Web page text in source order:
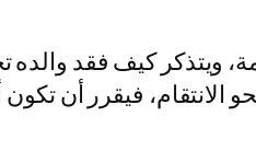
كيف فقد والده
فيقرر أن